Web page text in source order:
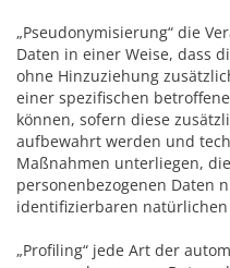
„Pseudonymisierung“ die
Daten in einer Weise, dass
ohne Hinzuziehung
einer spezifischen
können, sofern diese
aufbewahrt werden und
Maßnahmen unterliegen,
personenbezogenen Daten
identifizierbaren natürlichen
„Profiling“ jede Art der